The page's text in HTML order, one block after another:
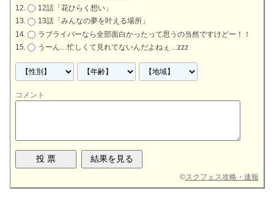
12話「花ひらく想い」
13話「みんなの夢を叶える場所」
ラブライバーなら全部面白かったって思うの当然ですけどー！！
うーん…忙しくて見れてないんだよねぇ…zzz
コメント
©スクフェス攻略・速報